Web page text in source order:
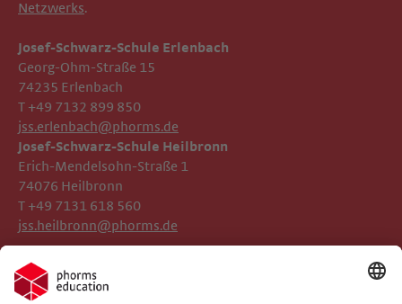
Netzwerks.
Josef-Schwarz-Schule Erlenbach
Georg-Ohm-Straße 15
74235 Erlenbach
T +49 7132 899 850
jss.erlenbach@phorms.de
Josef-Schwarz-Schule Heilbronn
Erich-Mendelsohn-Straße 1
74076 Heilbronn
T +49 7131 618 560
jss.heilbronn@phorms.de